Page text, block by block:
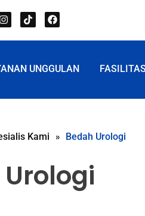
I
n
g
r
T
i
k
F
a
o
o
UNGGULAN
Kami » Bedah Urologi